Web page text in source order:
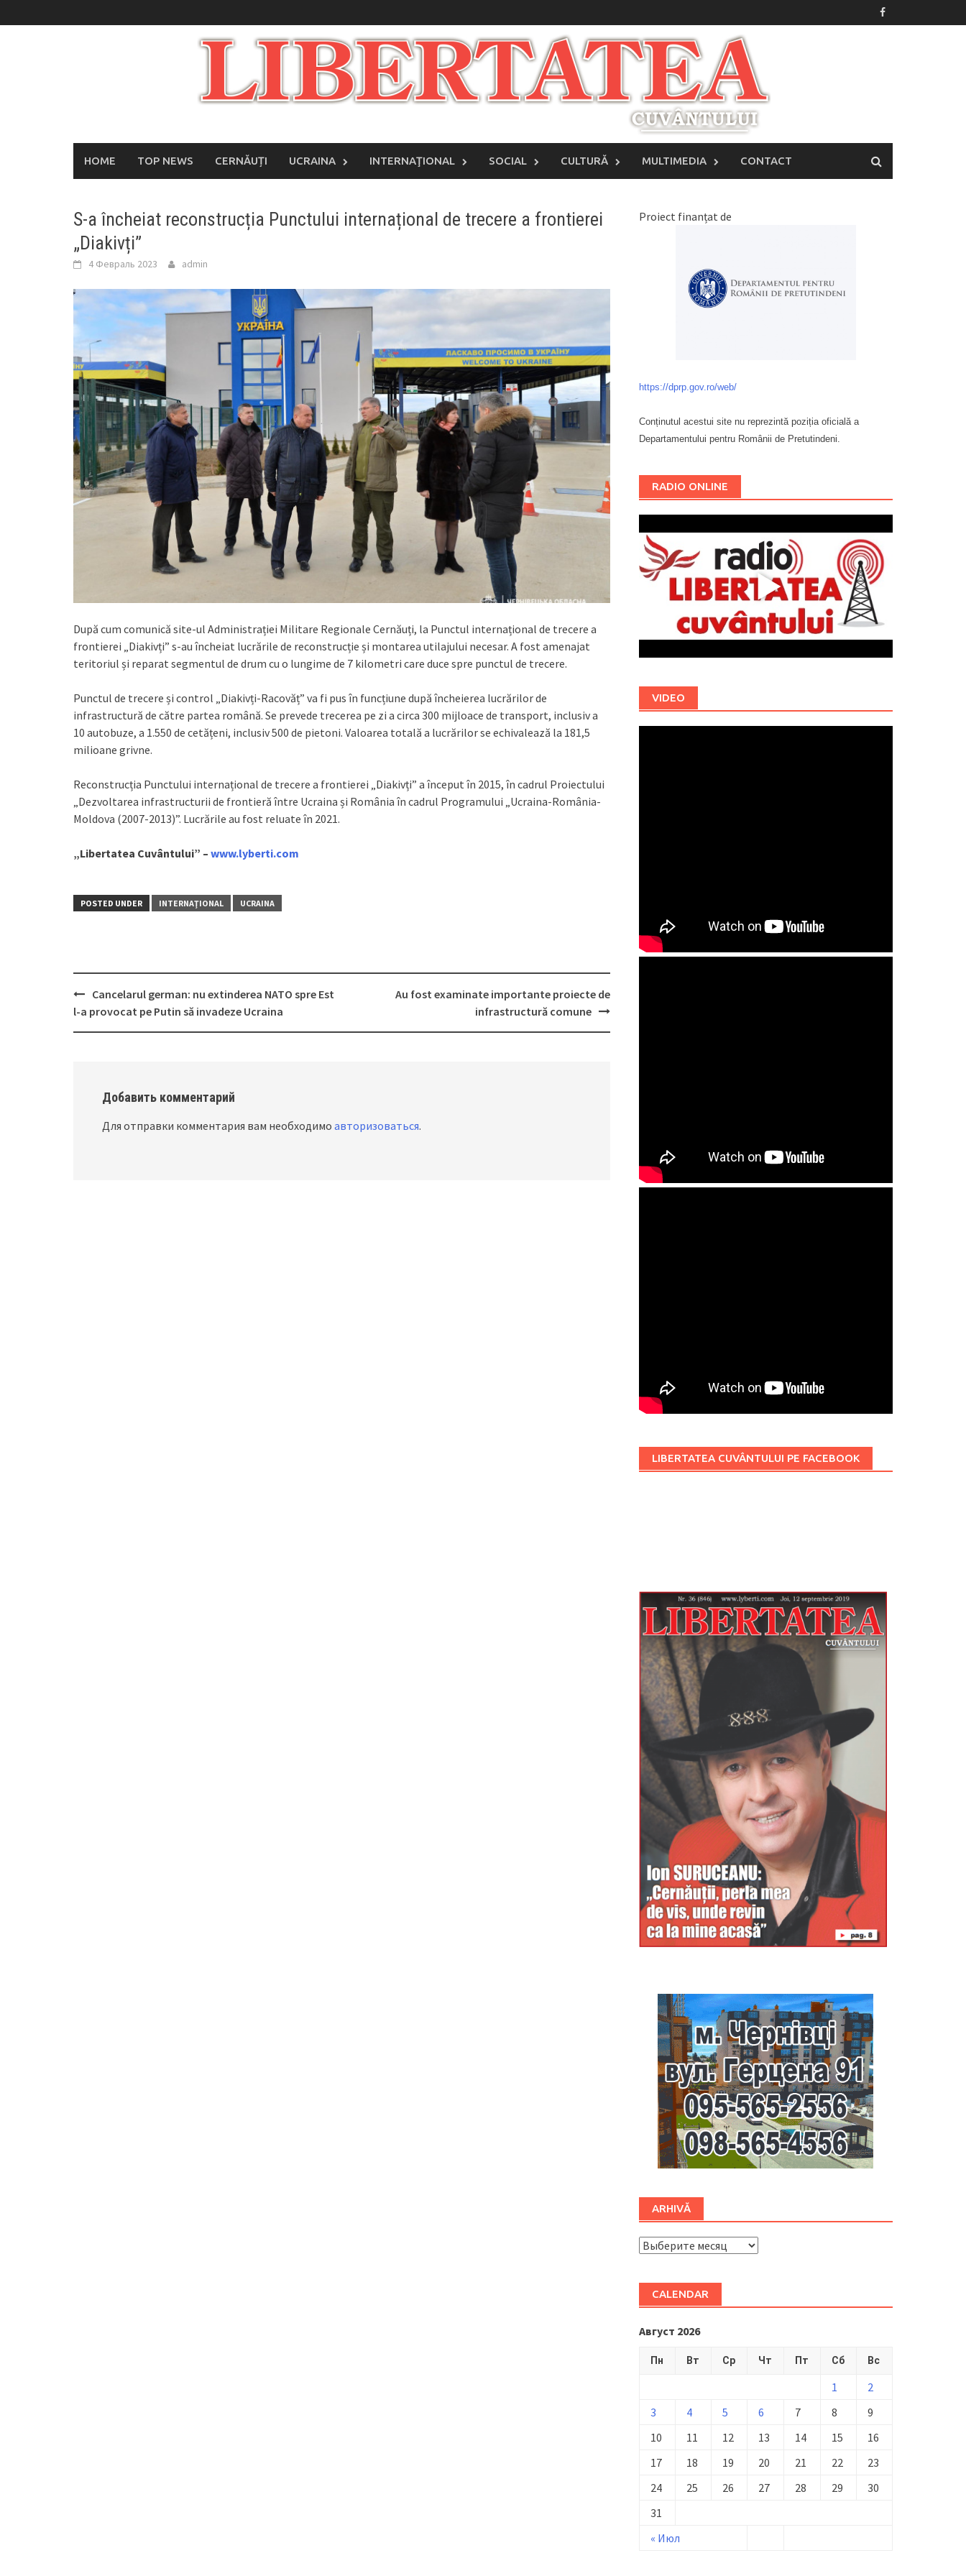
to
HOME TOP NEWS CERNĂUȚI UCRAINA INTERNAŢIONAL SOCIAL CULTURĂ MULTIMEDIA CONTACT
S-a încheiat reconstrucția Punctului internațional de trecere a frontierei
„Diakivți”
4 Февраль 2023 admin
După cum comunică site-ul Administrației Militare Regionale Cernăuți, la Punctul internațional de trecere a
frontierei „Diakivți” s-au încheiat lucrările de reconstrucție și montarea utilajului necesar. A fost amenajat
teritoriul și reparat segmentul de drum cu o lungime de 7 kilometri care duce spre punctul de trecere.
Punctul de trecere și control „Diakivți-Racovăț” va fi pus în funcțiune după încheierea lucrărilor de
infrastructură de către partea română. Se prevede trecerea pe zi a circa 300 mijloace de transport, inclusiv a
10 autobuze, a 1.550 de cetățeni, inclusiv 500 de pietoni. Valoarea totală a lucrărilor se echivalează la 181,5
milioane grivne.
Reconstrucția Punctului internațional de trecere a frontierei „Diakivți” a început în 2015, în cadrul Proiectului
„Dezvoltarea infrastructurii de frontieră între Ucraina și România în cadrul Programului „Ucraina-România-
Moldova (2007-2013)”. Lucrările au fost reluate în 2021.
„Libertatea Cuvântului” – www.lyberti.com
POSTED UNDER INTERNAŢIONAL UCRAINA
Post
navigation
Cancelarul german: nu extinderea NATO spre Est
l-a provocat pe Putin să invadeze Ucraina
Au fost examinate importante proiecte de
infrastructură comune
Добавить комментарий
Для отправки комментария вам необходимо авторизоваться.
Proiect finanțat de
https://dprp.gov.ro/web/
Conținutul acestui site nu reprezintă poziția oficială a
Departamentului pentru Românii de Pretutindeni.
RADIO ONLINE
VIDEO
LIBERTATEA CUVÂNTULUI PE FACEBOOK
ARHIVĂ
ARHIVĂ
CALENDAR
Август 2026
Пн Вт Ср Чт Пт Сб Вс
« Июл
1
2
3
4 5 6 7 8
9
10
11 12 13 14 15
16
17
18 19 20 21 22
23
24
25 26 27 28 29
30
31